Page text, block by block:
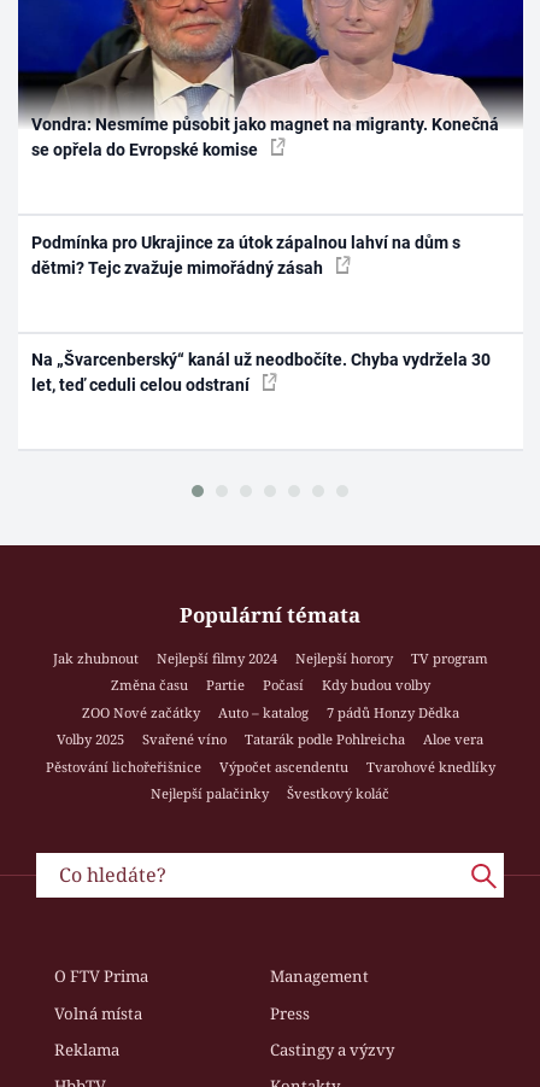
Vondra: Nesmíme působit jako magnet na migranty. Konečná
se opřela do Evropské komise
Podmínka pro Ukrajince za útok zápalnou lahví na dům s
dětmi? Tejc zvažuje mimořádný zásah
Na „Švarcenberský“ kanál už neodbočíte. Chyba vydržela 30
let, teď ceduli celou odstraní
Populární témata
Jak zhubnout Nejlepší filmy 2024 Nejlepší horory
TV program
Změna času
Partie Počasí
Kdy budou volby
ZOO Nové začátky
Auto – katalog
7 pádů Honzy Dědka
Volby 2025
Svařené víno Tatarák podle Pohlreicha
Aloe vera
Pěstování lichořeřišnice
Výpočet ascendentu
Tvarohové knedlíky
Nejlepší palačinky
Švestkový koláč
O FTV Prima
Management
Volná místa
Press
Reklama
Castingy a výzvy